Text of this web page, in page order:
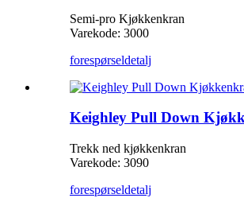
Semi-pro Kjøkkenkran
Varekode: 3000
forespørseldetalj
Keighley Pull Down
Trekk ned kjøkkenkran
Varekode: 3090
forespørseldetalj